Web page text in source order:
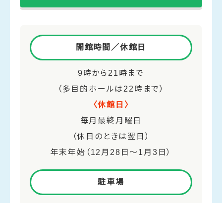
開館時間／休館日
9時から21時まで
（多目的ホールは22時まで）
〈休館日〉
毎月最終月曜日
（休日のときは翌日）
年末年始（12月28日～1月3日）
駐車場